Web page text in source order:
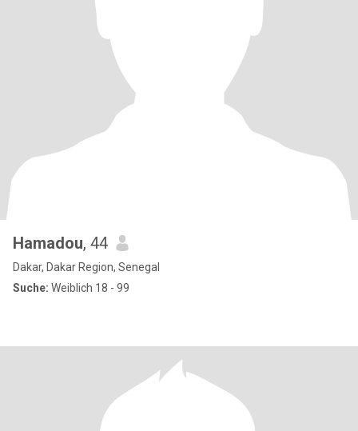
Hamadou, 44
Dakar, Dakar Region, Senegal
Suche: Weiblich 18 - 99